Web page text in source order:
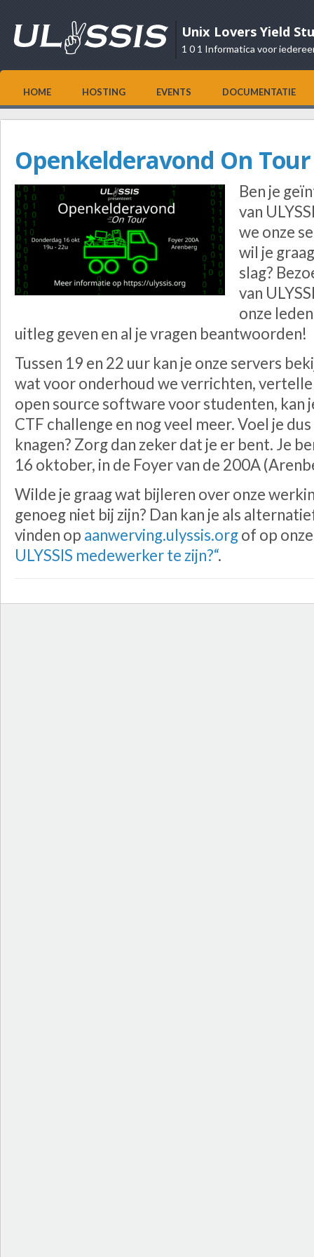
Unix Lovers Yield
1 0 1 Informatica voor
HOME HOSTING EVENTS DOCUMENTATIE
Openkelderavond On Tour
Ben je
van
we onze
wil je
slag?
van
onze
uitleg geven en al je vragen beantwoorden!
Tussen 19 en 22 uur kan je onze servers
wat voor onderhoud we verrichten,
open source software voor studenten, kan
CTF challenge en nog veel meer. Voel je
knagen? Zorg dan zeker dat je er bent. Je
16 oktober, in de Foyer van de 200A
Wilde je graag wat bijleren over onze
genoeg niet bij zijn? Dan kan je als
vinden op aanwerving.ulyssis.orgof op
ULYSSIS medewerker te zijn?“.